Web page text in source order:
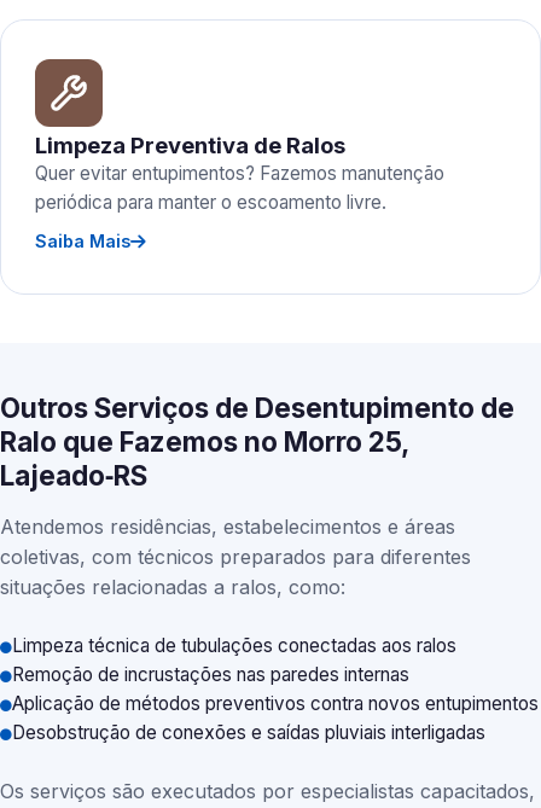
Limpeza Preventiva de Ralos
Quer evitar entupimentos? Fazemos manutenção
periódica para manter o escoamento livre.
Saiba Mais
Outros Serviços de Desentupimento de
Ralo que Fazemos no Morro 25,
Lajeado‑RS
Atendemos residências, estabelecimentos e áreas
coletivas, com técnicos preparados para diferentes
situações relacionadas a ralos, como:
Limpeza técnica de tubulações conectadas aos ralos
Remoção de incrustações nas paredes internas
Aplicação de métodos preventivos contra novos entupimentos
Desobstrução de conexões e saídas pluviais interligadas
Os serviços são executados por especialistas capacitados,